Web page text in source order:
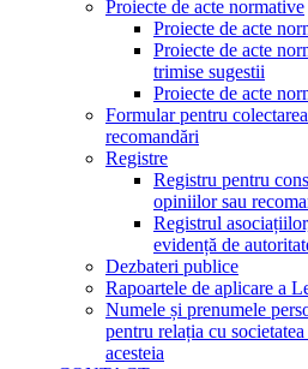
Proiecte de acte normative
Proiecte de acte
Proiecte de acte
trimise sugestii
Proiecte de acte
Formular pentru
recomandări
Registre
Registru pentru
opiniilor sau
Registrul
evidență de
Dezbateri publice
Rapoartele de aplicare a
Numele și prenumele
pentru relația cu
acesteia